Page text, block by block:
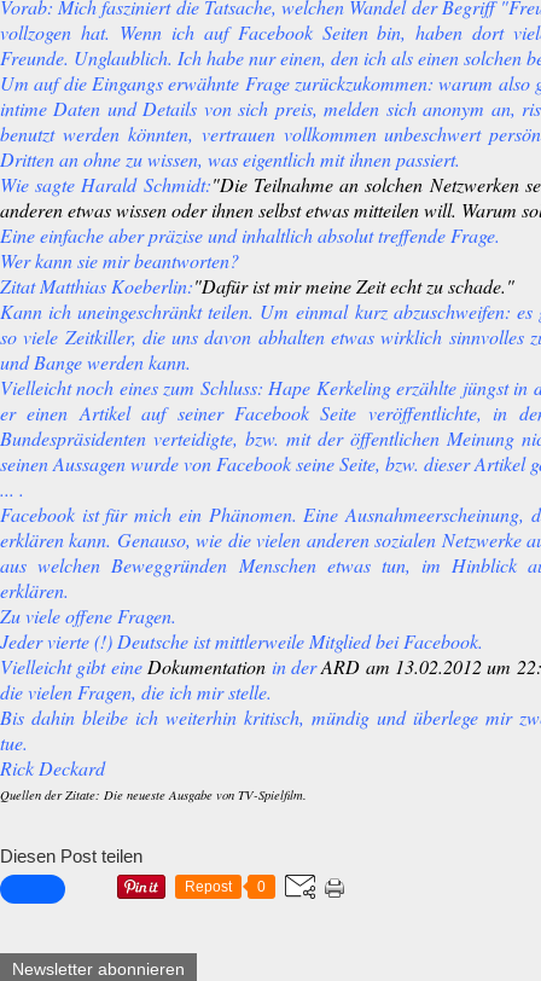
Vorab: Mich fasziniert die Tatsache, welchen Wandel der Begriff
vollzogen hat. Wenn ich auf Facebook Seiten bin, haben dort
Freunde. Unglaublich. Ich habe nur einen, den ich als einen solchen
Um auf die Eingangs erwähnte Frage zurückzukommen: warum also
intime Daten und Details von sich preis, melden sich anonym an,
benutzt werden könnten, vertrauen vollkommen unbeschwert
Dritten an ohne zu wissen, was eigentlich mit ihnen passiert.
Wie sagte Harald Schmidt:"Die Teilnahme an solchen Netzwerken
anderen etwas wissen oder ihnen selbst etwas mitteilen will. Warum
Eine einfache aber präzise und inhaltlich absolut treffende Frage.
Wer kann sie mir beantworten?
Zitat Matthias Koeberlin:"Dafür ist mir meine Zeit echt zu schade."
Kann ich uneingeschränkt teilen. Um einmal kurz abzuschweifen:
so viele Zeitkiller, die uns davon abhalten etwas wirklich sinnvolles
und Bange werden kann.
Vielleicht noch eines zum Schluss: Hape Kerkeling erzählte jüngst in
er einen Artikel auf seiner Facebook Seite veröffentlichte, in
Bundespräsidenten verteidigte, bzw. mit der öffentlichen Meinung
seinen Aussagen wurde von Facebook seine Seite, bzw. dieser Artikel
... .
Facebook ist für mich ein Phänomen. Eine Ausnahmeerscheinung,
erklären kann. Genauso, wie die vielen anderen sozialen Netzwerke
aus welchen Beweggründen Menschen etwas tun, im Hinblick
erklären.
Zu viele offene Fragen.
Jeder vierte (!) Deutsche ist mittlerweile Mitglied bei Facebook.
Vielleicht gibt eineDokumentation in derARD am 13.02.2012 um
die vielen Fragen, die ich mir stelle.
Bis dahin bleibe ich weiterhin kritisch, mündig und überlege mir
tue.
Rick Deckard
Quellen der Zitate: Die neueste Ausgabe von TV-Spielfilm.
Diesen Post teilen
Repost 0
Newsletter abonnieren